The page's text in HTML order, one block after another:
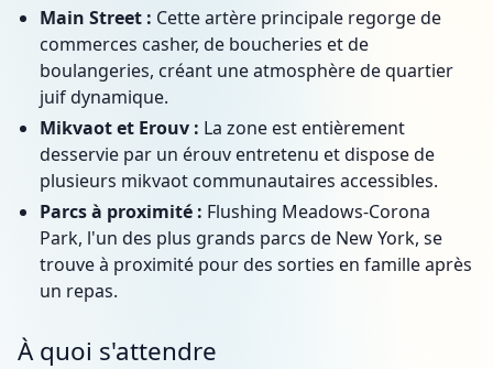
Main Street : Cette artère principale regorge de
commerces casher, de boucheries et de
boulangeries, créant une atmosphère de quartier
juif dynamique.
Mikvaot et Erouv : La zone est entièrement
desservie par un érouv entretenu et dispose de
plusieurs mikvaot communautaires accessibles.
Parcs à proximité : Flushing Meadows-Corona
Park, l'un des plus grands parcs de New York, se
trouve à proximité pour des sorties en famille après
un repas.
À quoi s'attendre